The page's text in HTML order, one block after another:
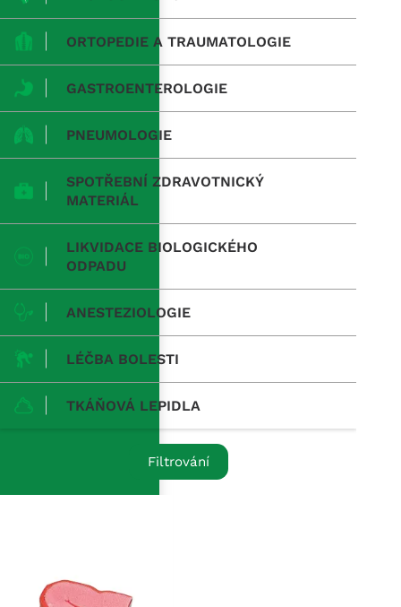
ORTOPEDIE A TRAUMATOLOGIE
GASTROENTEROLOGIE
PNEUMOLOGIE
SPOTŘEBNÍ ZDRAVOTNICKÝ
MATERIÁL
LIKVIDACE BIOLOGICKÉHO
ODPADU
ANESTEZIOLOGIE
LÉČBA BOLESTI
TKÁŇOVÁ LEPIDLA
Filtrování